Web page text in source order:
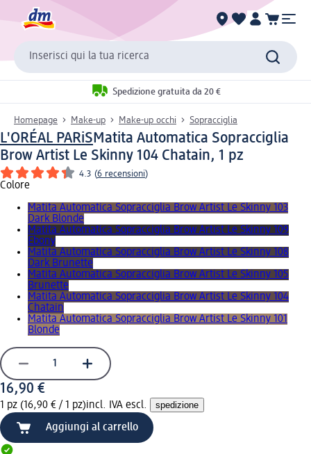
Inserisci qui la tua ricerca
Spedizione gratuita da 20 €
Homepage Make-up Make-up occhi Sopracciglia
L'ORÉAL PARiSMatita Automatica Sopracciglia
Brow Artist Le Skinny 104 Chatain, 1 pz
4.3 (6 recensioni)
Colore
Matita Automatica Sopracciglia Brow Artist Le Skinny 103
Dark Blonde
Matita Automatica Sopracciglia Brow Artist Le Skinny 109
Ebony
Matita Automatica Sopracciglia Brow Artist Le Skinny 108
Dark Brunette
Matita Automatica Sopracciglia Brow Artist Le Skinny 105
Brunette
Matita Automatica Sopracciglia Brow Artist Le Skinny 104
Chatain
Matita Automatica Sopracciglia Brow Artist Le Skinny 101
Blonde
16,90 €
1 pz (16,90 € / 1 pz)incl. IVA escl. spedizione
Aggiungi al carrello